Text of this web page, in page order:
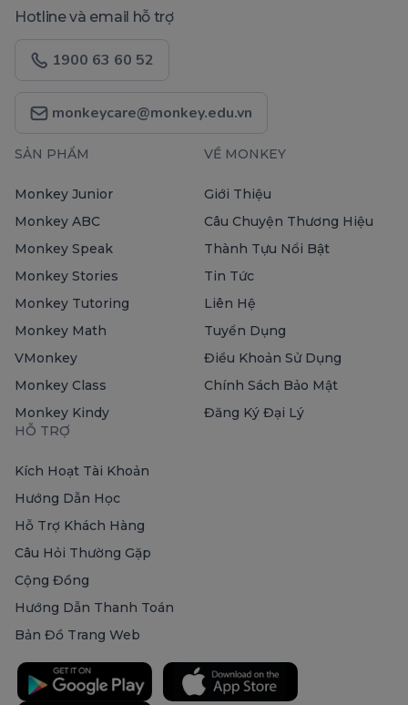
Hotline và email hỗ trợ
1900 63 60 52
monkeycare@monkey.edu.vn
SẢN PHẨM
Monkey Junior
Monkey ABC
Monkey Speak
Monkey Stories
Monkey Tutoring
Monkey Math
VMonkey
Monkey Class
Monkey Kindy
VỀ MONKEY
Giới Thiệu
Câu Chuyện Thương Hiệu
Thành Tựu Nổi Bật
Tin Tức
Liên Hệ
Tuyển Dụng
Điều Khoản Sử Dụng
Chính Sách Bảo Mật
Đăng Ký Đại Lý
HỖ TRỢ
Kích Hoạt Tài Khoản
Hướng Dẫn Học
Hỗ Trợ Khách Hàng
Câu Hỏi Thường Gặp
Cộng Đồng
Hướng Dẫn Thanh Toán
Bản Đồ Trang Web